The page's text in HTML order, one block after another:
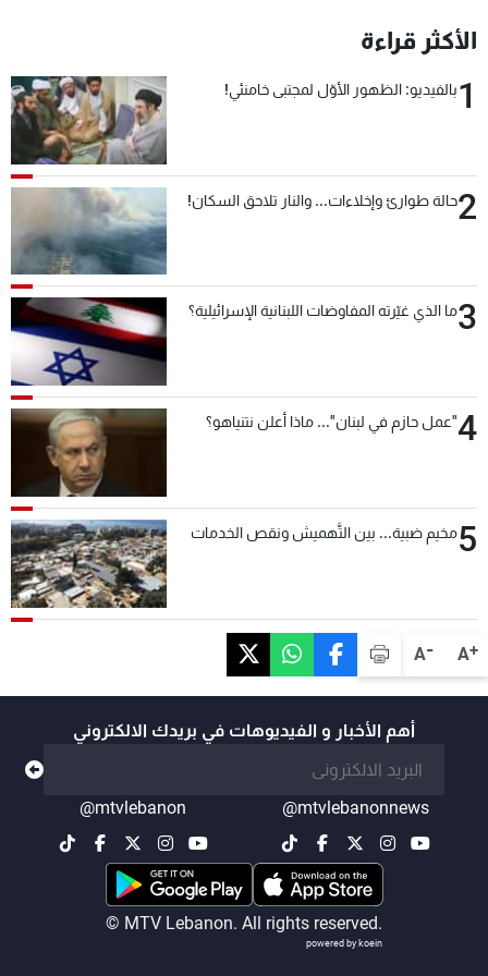
A+
A-
الأكثر قراءة
1بالفيديو: الظهور الأوّل لمجتبى خامنئي!
2حالة طوارئ وإخلاءات... والنار تلاحق السكان!
3ما الذي غيّرته المفاوضات اللبنانية الإسرائيلية؟
4"عمل حازم في لبنان"... ماذا أعلن نتنياهو؟
5مخيم ضبية... بين التَّهميش ونقص الخدمات
أهم الأخبار و الفيديوهات في بريدك الالكتروني
@mtvlebanonnews
@mtvlebanon
© MTV Lebanon. All rights reserved.
powered by koein
شاهد البرامج
الترددات
شروط الإسـتخدام
سياسة الخصوصية